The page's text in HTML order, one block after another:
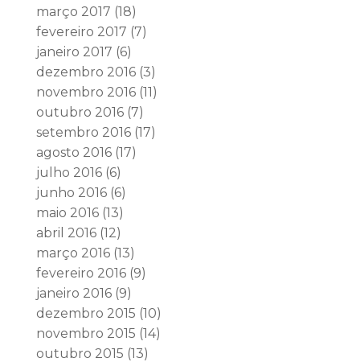
março 2017 (18)
fevereiro 2017 (7)
janeiro 2017 (6)
dezembro 2016(3)
novembro 2016(11)
outubro 2016(7)
setembro 2016(17)
agosto 2016(17)
julho 2016(6)
junho 2016(6)
maio 2016(13)
abril 2016(12)
março 2016(13)
fevereiro 2016(9)
janeiro 2016(9)
dezembro 2015 (10)
novembro 2015 (14)
outubro 2015 (13)